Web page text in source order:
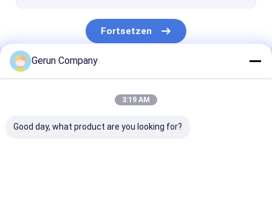
Automatischer Ordner Gluer-Hefter
Dünner Blatt-Slitter-Punktezähler
Kartonkastenumreifungsmaschine
Fortsetzen
Unsere Kategorien
Gerun Company
3:19 AM
Good day, what product are you looking for?